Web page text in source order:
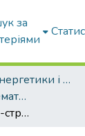
за
Факультет Енергетики і комп'ютерних технологій
Кафедра Вища математика та фізика
Деформація блочно-структурованої моделі складних конструкцій